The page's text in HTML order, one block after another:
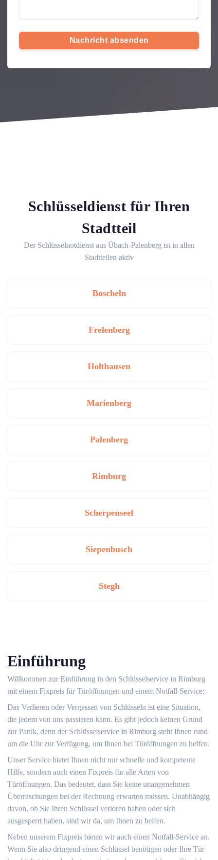
Nachricht absenden
Schlüsseldienst für Ihren
Stadtteil
Der Schlüsselnotdienst aus Übach-Palenberg ist in allen
Stadtteilen aktiv
Boscheln
Frelenberg
Holthausen
Marienberg
Palenberg
Rimburg
Scherpenseel
Siepenbusch
Stegh
Einführung
Willkommen zur Einführung in den Schlüsselservice in Rimburg
mit einem Fixpreis für Türöffnungen und einem Notfall-Service;
Das Verlieren oder Vergessen von Schlüsseln ist eine Situation,
die jedem von uns passieren kann.​ Es gibt jedoch keinen Grund
zur Panik, denn der Schlüsselservice in Rimburg steht Ihnen rund
um die Uhr zur Verfügung, um Ihnen bei Türöffnungen zu helfen.​
Unser Service bietet Ihnen nicht nur schnelle und kompetente
Hilfe, sondern auch einen Fixpreis für alle Arten von
Türöffnungen.​ Das bedeutet, dass Sie keine unangenehmen
Überraschungen bei der Rechnung erwarten müssen.​ Unabhängig
davon, ob Sie Ihren Schlüssel verloren haben oder sich
ausgesperrt haben, sind wir da, um Ihnen zu helfen.​
Neben unserem Fixpreis bieten wir auch einen Notfall-Service an.​
Wenn Sie also dringend einen Schlüssel benötigen oder Ihre Tür